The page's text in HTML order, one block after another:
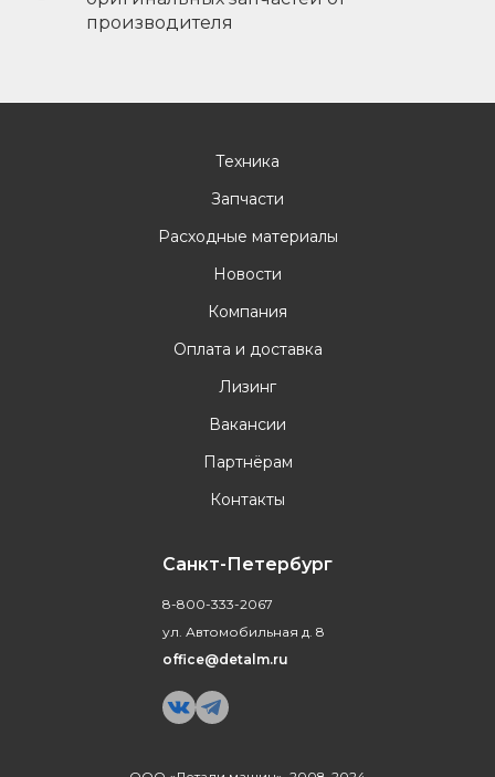
производителя
Техника
Запчасти
Расходные материалы
Новости
Компания
Оплата и доставка
Лизинг
Вакансии
Партнёрам
Контакты
Санкт-Петербург
8-800-333-2067
ул. Автомобильная д. 8
office@detalm.ru